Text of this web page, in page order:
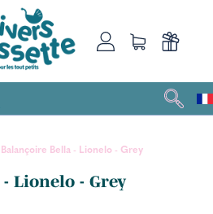
Balançoire Bella - Lionelo - Grey
Lionelo - Grey